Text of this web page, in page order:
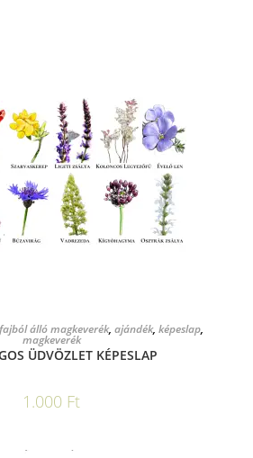
KOSÁRBA TESZEM
álló magkeverék, ajándék, képeslap,
magkeverék
ÜDVÖZLET KÉPESLAP
1.000 Ft